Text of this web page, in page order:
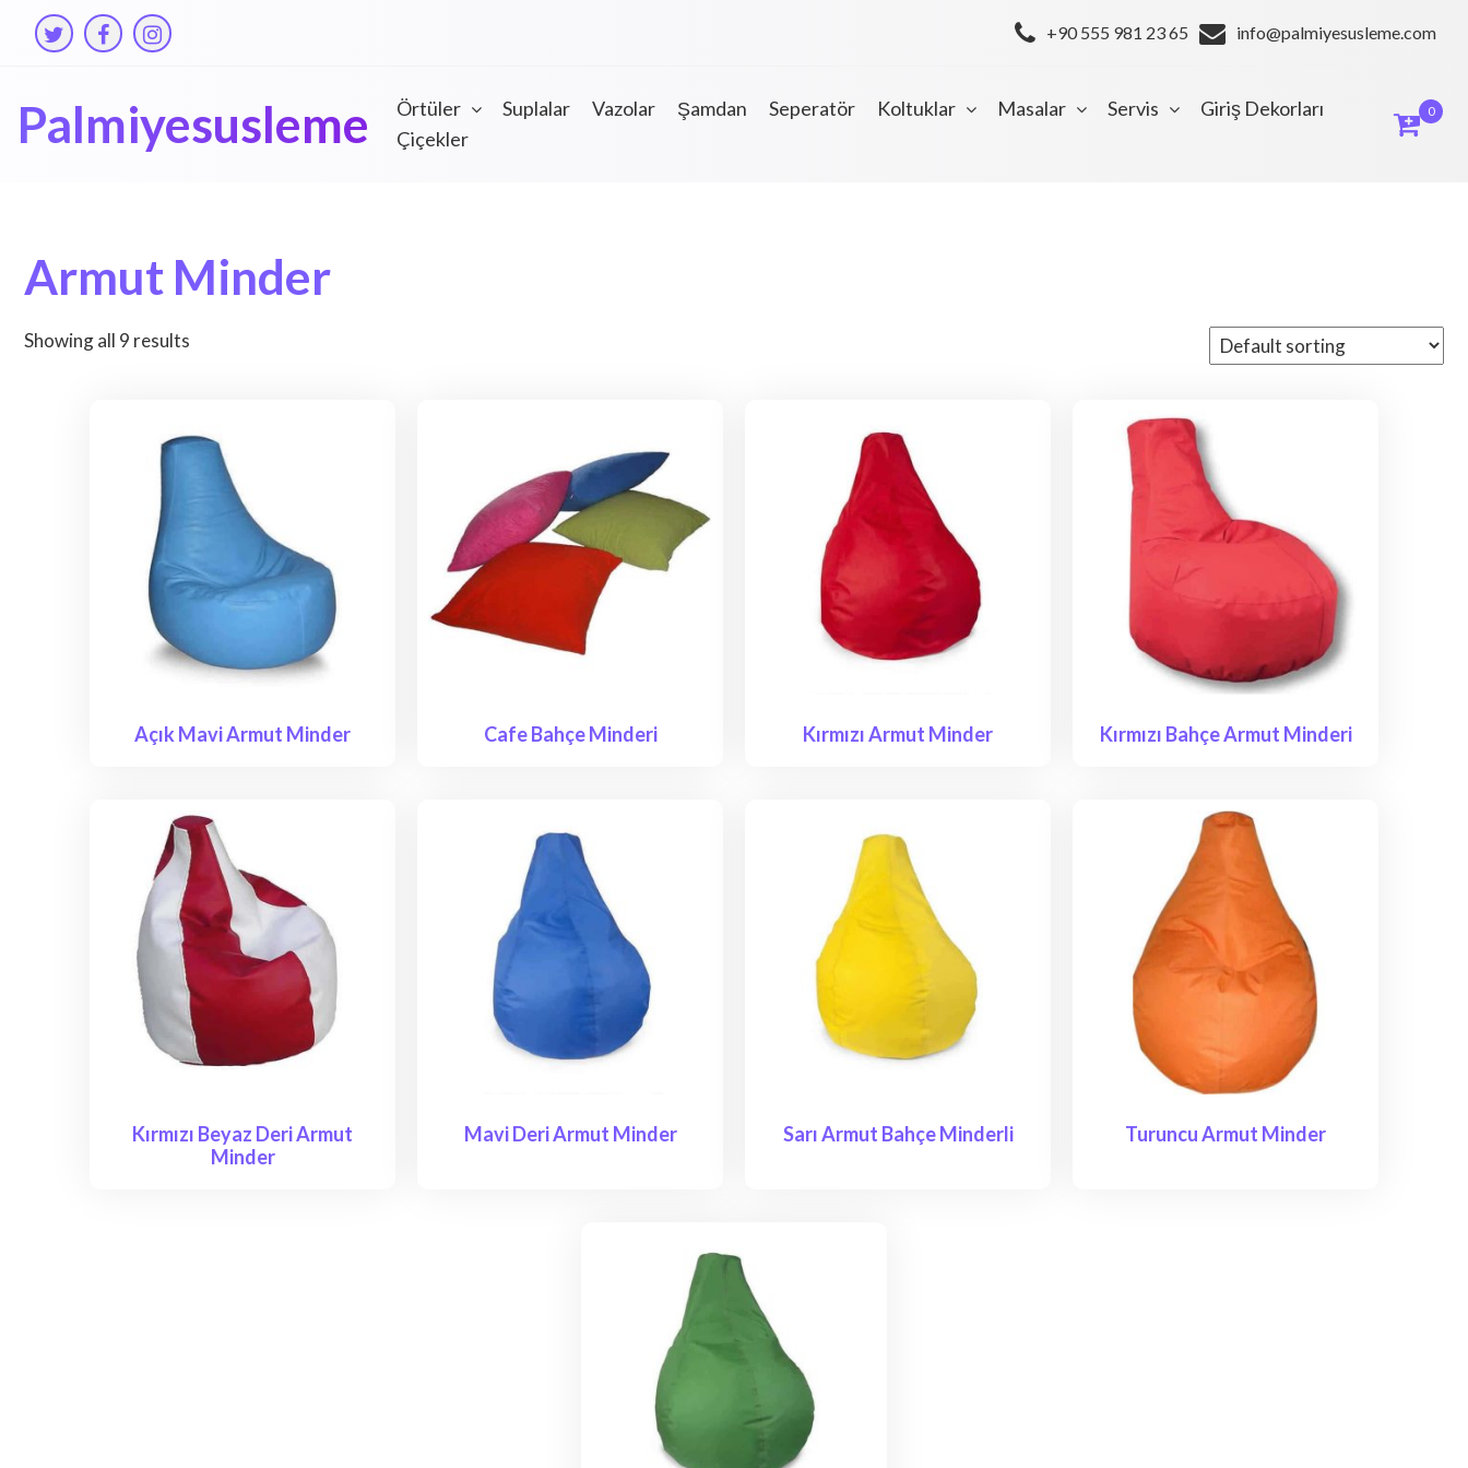
content
+90 555 981 23 65 info@palmiyesusleme.com
Palmiyesusleme Örtüler Suplalar Vazolar Şamdan Seperatör Koltuklar Masalar Servis
Giriş Dekorları
Çiçekler
0
Armut Minder
Showing all 9 results
Açık Mavi Armut Minder Cafe Bahçe Minderi Kırmızı Armut Minder Kırmızı Bahçe Armut Minderi
Kırmızı Beyaz Deri Armut
Minder
Mavi Deri Armut Minder Sarı Armut Bahçe Minderli Turuncu Armut Minder